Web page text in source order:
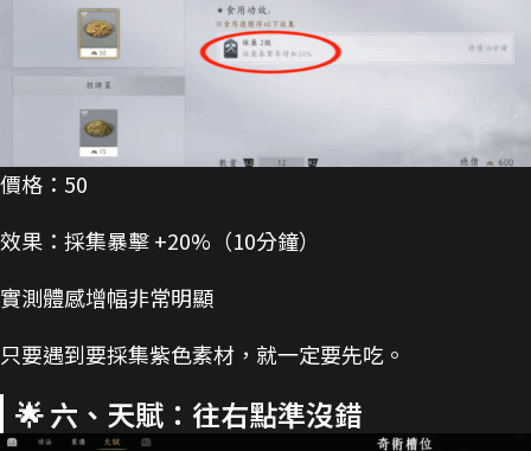
價格：50
效果：採集暴擊 +20%（10分鐘）
實測體感增幅非常明顯
只要遇到要採集紫色素材，就一定要先吃。
🌟 六、天賦：往右點準沒錯